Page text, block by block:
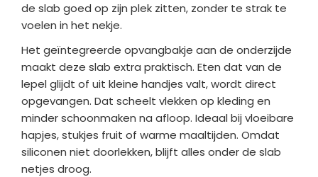
de slab goed op zijn plek zitten, zonder te strak te
voelen in het nekje.
Het geïntegreerde opvangbakje aan de onderzijde
maakt deze slab extra praktisch. Eten dat van de
lepel glijdt of uit kleine handjes valt, wordt direct
opgevangen. Dat scheelt vlekken op kleding en
minder schoonmaken na afloop. Ideaal bij vloeibare
hapjes, stukjes fruit of warme maaltijden. Omdat
siliconen niet doorlekken, blijft alles onder de slab
netjes droog.